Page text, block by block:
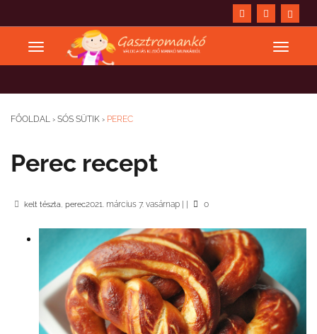
FŐOLDAL › SÓS SÜTIK › PEREC
Perec recept
2021. március 7. vasárnap| | 0
kelt tészta, perec